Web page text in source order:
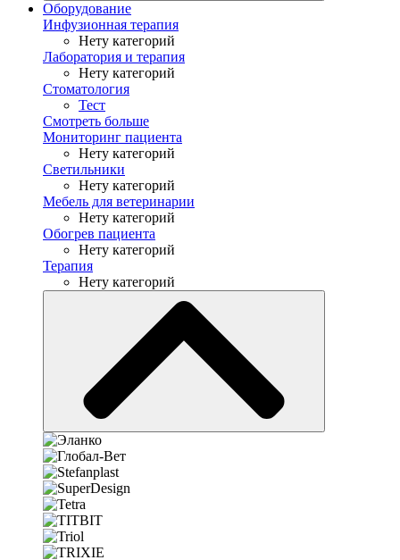
Оборудование
Инфузионная терапия
Нету категорий
Лаборатория и терапия
Нету категорий
Стоматология
Тест
Смотреть больше
Мониторинг пациента
Нету категорий
Светильники
Нету категорий
Мебель для ветеринарии
Нету категорий
Обогрев пациента
Нету категорий
Терапия
Нету категорий